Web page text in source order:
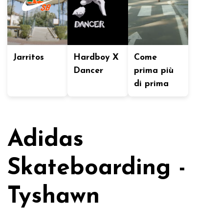
Jarritos
Hardboy X
Dancer
Come
prima più
di prima
Adidas
Skateboarding -
Tyshawn